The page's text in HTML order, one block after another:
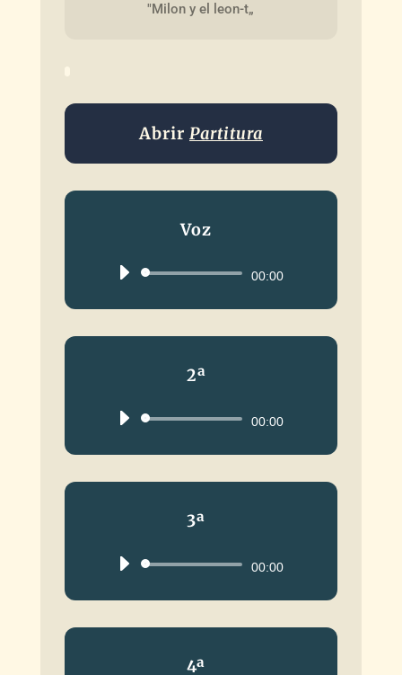
"Milon y el leon-t„
Abrir Partitura
Voz
Reproductor00:00
2ª
Reproductor00:00
3ª
Reproductor00:00
4ª